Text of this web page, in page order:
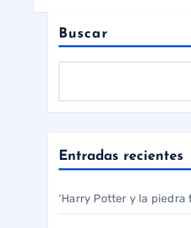
Buscar
Entradas recientes
‘Harry Potter y la